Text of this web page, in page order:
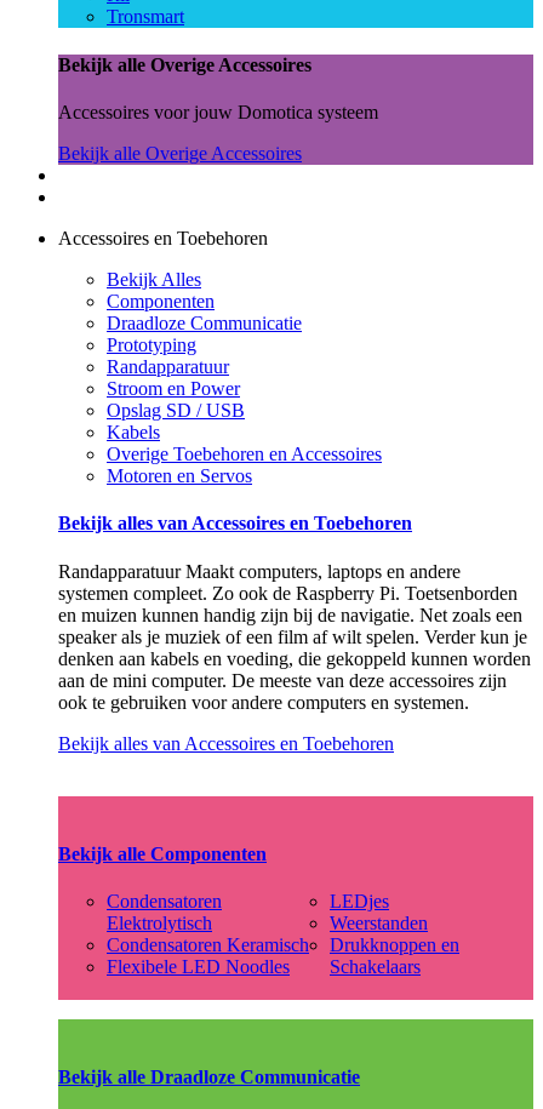
Tronsmart
Bekijk alle Overige Accessoires
Accessoires voor jouw Domotica systeem
Bekijk alle Overige Accessoires
Accessoires en Toebehoren
Bekijk Alles
Componenten
Draadloze Communicatie
Prototyping
Randapparatuur
Stroom en Power
Opslag SD / USB
Kabels
Overige Toebehoren en Accessoires
Motoren en Servos
Bekijk alles van Accessoires en Toebehoren
Randapparatuur Maakt computers, laptops en andere
systemen compleet. Zo ook de Raspberry Pi. Toetsenborden
en muizen kunnen handig zijn bij de navigatie. Net zoals een
speaker als je muziek of een film af wilt spelen. Verder kun je
denken aan kabels en voeding, die gekoppeld kunnen worden
aan de mini computer. De meeste van deze accessoires zijn
ook te gebruiken voor andere computers en systemen.
Bekijk alles van Accessoires en Toebehoren
Bekijk alle Componenten
Condensatoren
Elektrolytisch
Condensatoren Keramisch
Flexibele LED Noodles
LEDjes
Weerstanden
Drukknoppen en
Schakelaars
Bekijk alle Draadloze Communicatie